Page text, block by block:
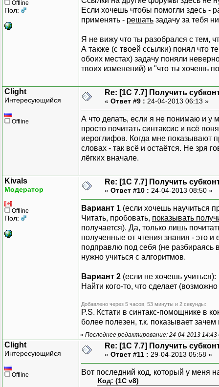
Т.АмГр=
Т.Сост
=
КонецЦикла
Т.ВыбратьСтроки(
Пока
Т. По
КонецЦикла;
Таб.Опции ( 0,0 ,4,
Таб.Показать(
КонецПроцедуры
Т.НоваяКолонка(
Т.НоваяКолонка ("Ост"
Т.НоваяКолонка(
Т.НоваяКолонка(
Т.НоваяКолонка(
Т.НоваяКолонка(
Т.НоваяКолонка(
Ит.ВыбратьСубконто(
Пока Ит.По
//
//ОС =
//Т.Код =
//
//
// Т.Подразделение
// Т.ДатаВ =
// Т.МОЛ =
// Т.ПСт =
// Т.Срок =
//
//Т.Ст = 0;
//Т.Аморт = 0;
// Т.Ст =
//КонецЕсли;
// Т.Аморт =
//КонецЕсли;
//
//Т.Ост = Т.Ст -
//
// Если
// Т.Счет =
// Иначе
// Т.Счет =
Offline
Пол:
Если хочешь чтобы помогли здесь -
применять - решать задачу за тебя
Я не вижу что ты разобрался с тем,
А также (с твоей ссылки) понял что
обоих местах) задачу поняли
твоих изменений) и "что ты хочешь
Clight
Интересующийся
Offline
Re: [1C 7.7] Получить
« Ответ #9 : 24-04-2013 06:13 »
А что делать, если я не понимаю и у
просто почитать синтаксис и всё
иероглифов. Когда мне показывают
словах - так всё и остаётся. Не зря
лёгких вначале.
Kivals
Модератор
Offline
Пол:
Re: [1C 7.7] Получить
« Ответ #10 : 24-04-2013 08:50 »
Вариант 1 (если хочешь научиться
Читать, пробовать, показывать
получается). Да, только лишь
полученные от чтения знания - это
подправлю под себя (не
нужно учиться с алгоритмов.
Вариант 2 (если не хочешь учиться):
Найти кого-то, что сделает
Добавлено через 5 часов, 53 минуты и 2 секунды:
P.S. Кстати в синтакс-помощнике в
более полезен, т.к. показывает
« Последнее редактирование: 24-04-2013
Clight
Интересующийся
Offline
Re: [1C 7.7] Получить
« Ответ #11 : 29-04-2013 05:58 »
Вот последний код, который у меня
Код: (1C v8)